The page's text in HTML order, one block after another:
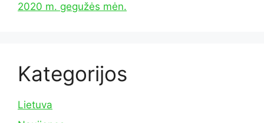
2020 m. gegužės mėn.
Kategorijos
Lietuva